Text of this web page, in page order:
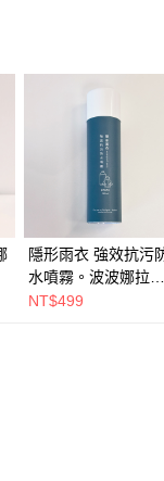
商品之後才付款」的支付
不需綁卡、不需儲值。
簡訊認證，即可結帳。
流程】
含以上)免運費
隱形雨衣 強效抗污
水噴霧。波波娜拉
Bubble Nara
NT$499